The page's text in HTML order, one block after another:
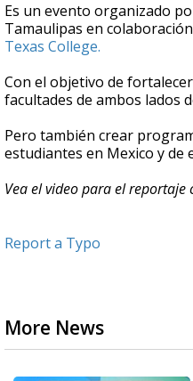
minutes,
42
seconds
Es un evento organizado
Tamaulipas en
Texas College.
Con el objetivo de
facultades de ambos lados
Pero también crear
estudiantes en Mexico y de
Vea el video para el reportaje
Report a Typo
More News